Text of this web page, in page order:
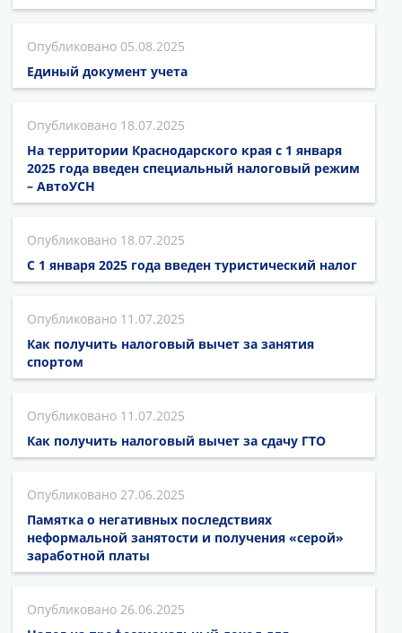
05.08.2025
Единый документ учета
18.07.2025
На территории Краснодарского края с 1 января
2025 года введен специальный налоговый режим
– АвтоУСН
18.07.2025
С 1 января 2025 года введен туристический налог
11.07.2025
Как получить налоговый вычет за занятия
спортом
11.07.2025
Как получить налоговый вычет за сдачу ГТО
27.06.2025
Памятка о негативных последствиях
неформальной занятости и получения «серой»
заработной платы
26.06.2025